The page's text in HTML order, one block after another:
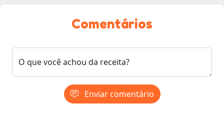
Comentários
O que você achou da receita?
Enviar comentário